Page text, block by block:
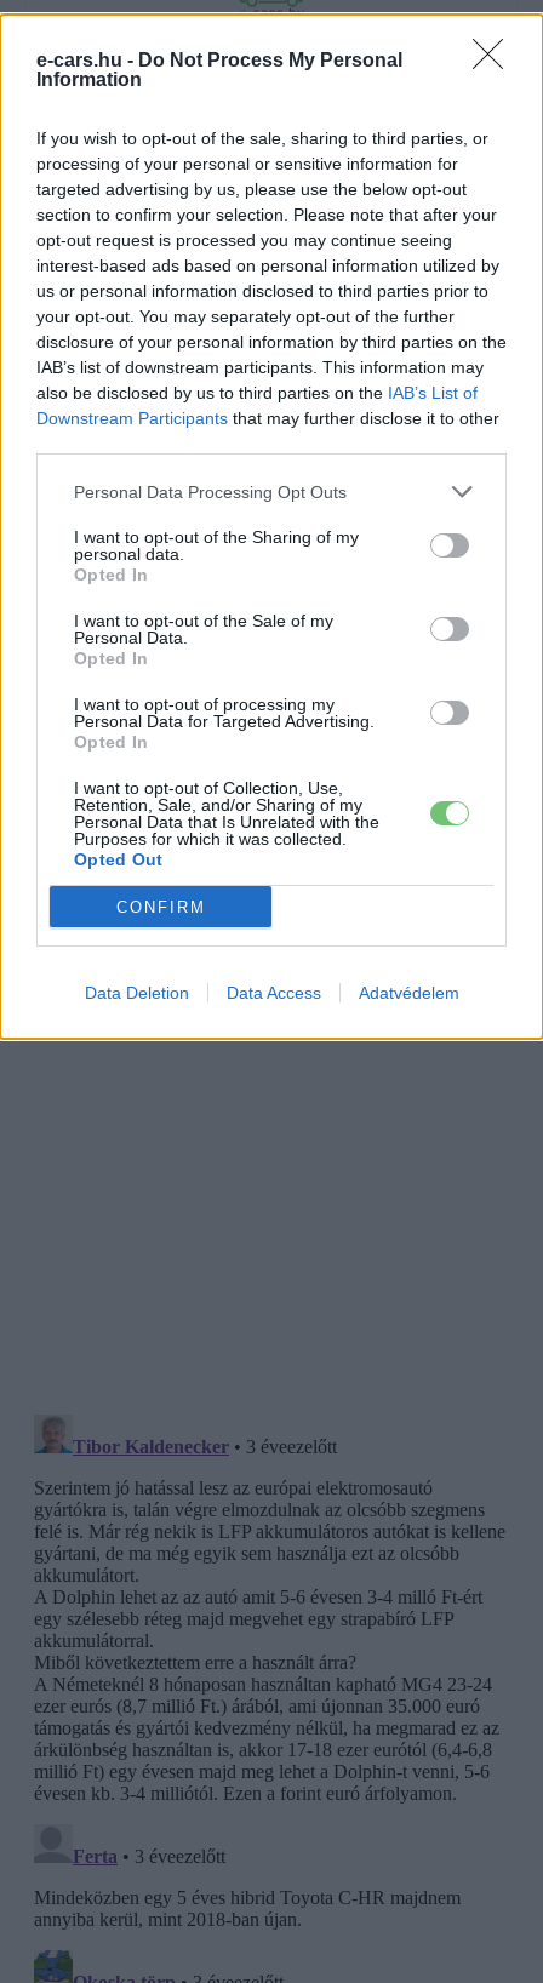
e-cars.hu - Do Not Process My Personal
Information
If you wish to opt-out of the sale, sharing to third parties, or
processing of your personal or sensitive information for
targeted advertising by us, please use the below opt-out
section to confirm your selection. Please note that after your
opt-out request is processed you may continue seeing
interest-based ads based on personal information utilized by
us or personal information disclosed to third parties prior to
your opt-out. You may separately opt-out of the further
disclosure of your personal information by third parties on the
IAB’s list of downstream participants. This information may
also be disclosed by us to third parties on the IAB’s List of
Downstream Participants that may further disclose it to other
Personal Data Processing Opt Outs
I want to opt-out of the Sharing of my
personal data.
Opted In
I want to opt-out of the Sale of my
Personal Data.
Opted In
I want to opt-out of processing my
Personal Data for Targeted Advertising.
Opted In
I want to opt-out of Collection, Use,
Retention, Sale, and/or Sharing of my
Personal Data that Is Unrelated with the
Purposes for which it was collected.
Opted Out
CONFIRM
Data Deletion Data Access Adatvédelem
Érdekelnek a legfrissebb hírek az e-autók világából, vagy
foglalkoztatnak a legújabb fejlesztések az elektromosság és a
fenntarthatóság területén? Akkor jó helyen jársz!
KAPCSOLÓDÓ CIKKEK TÖBB A SZERZŐTŐL
München csak most érte utol
Debrecent: elindult a BMW i3
sorozatgyártása
Elektromos
8500-an rendeltek vakon egy autót,
Škoda Peaq gyártása
Elektromos
villanyautó-aránya – közben